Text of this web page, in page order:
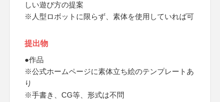
しい遊び方の提案
※人型ロボットに限らず、素体を使用していれば可
提出物
●作品
※公式ホームページに素体立ち絵のテンプレートあ
り
※手書き、CG等、形式は不問